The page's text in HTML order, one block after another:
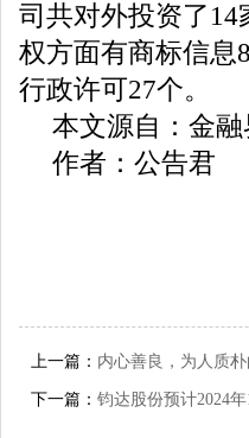
司共对外投资了
权方面有商标信息
行政许可27个。
本文源自：金融
作者：公告君
上一篇： 内心善良，为人质
下一篇： 钧达股份预计2024